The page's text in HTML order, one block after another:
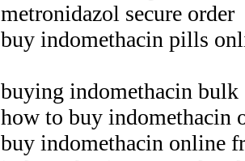
metronidazol secure order
buy indomethacin pills
buying indomethacin bulk
how to buy indomethacin
buy indomethacin online